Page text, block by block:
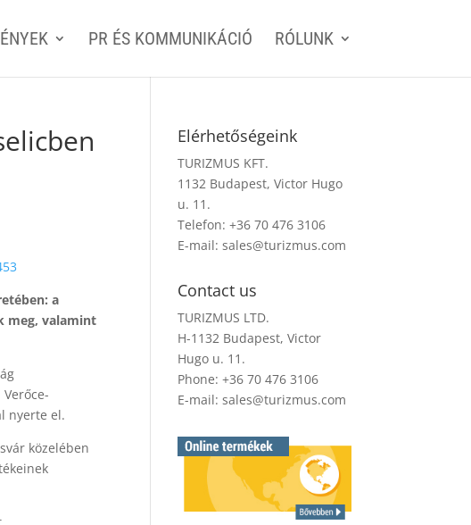
PR ÉS KOMMUNIKÁCIÓ RÓLUNK
a
meg, valamint
nyerte el.
közelében
Elérhetőségeink
TURIZMUS KFT.
1132 Budapest, Victor Hugo
u. 11.
Telefon: +36 70 476 3106
E-mail:sales@turizmus.com
Contact us
TURIZMUS LTD.
H-1132 Budapest, Victor
Hugo u. 11.
Phone: +36 70 476 3106
E-mail:sales@turizmus.com